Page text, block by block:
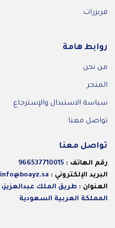
فريزرات
روابط هامة
من نحن
المتجر
سياسة الاستبدال والإسترجاع
تواصل معنا
تواصل معنا
رقم الهاتف : 966537710015
البريد الإلكتروني : info@boayz.sa
العنوان :
المملكة العربية السعودية